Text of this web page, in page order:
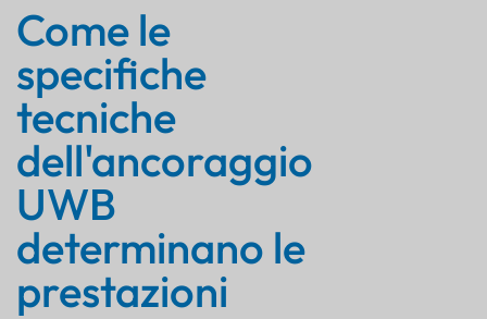
Come le
specifiche
tecniche
dell'ancoraggio
UWB
determinano le
prestazioni